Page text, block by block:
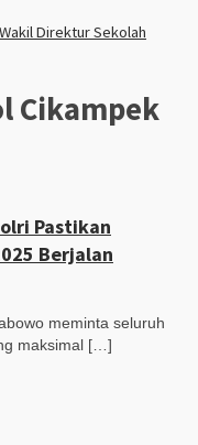
Direktur Sekolah
Cikampek
Pastikan
Berjalan
meminta seluruh
maksimal […]